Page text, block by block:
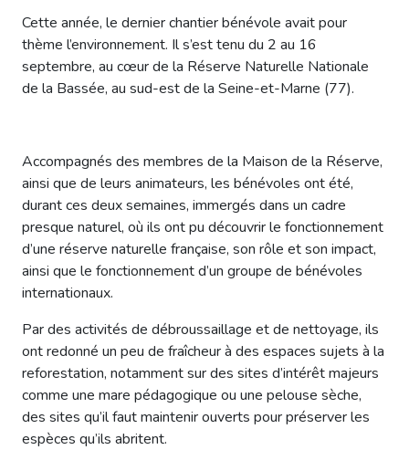
Cette année, le dernier chantier bénévole avait pour
thème l’environnement. Il s’est tenu du 2 au 16
septembre, au cœur de la Réserve Naturelle Nationale
de la Bassée, au sud-est de la Seine-et-Marne (77).
Accompagnés des membres de la Maison de la Réserve,
ainsi que de leurs animateurs, les bénévoles ont été,
durant ces deux semaines, immergés dans un cadre
presque naturel, où ils ont pu découvrir le fonctionnement
d’une réserve naturelle française, son rôle et son impact,
ainsi que le fonctionnement d’un groupe de bénévoles
internationaux.
Par des activités de débroussaillage et de nettoyage, ils
ont redonné un peu de fraîcheur à des espaces sujets à la
reforestation, notamment sur des sites d’intérêt majeurs
comme une mare pédagogique ou une pelouse sèche,
des sites qu’il faut maintenir ouverts pour préserver les
espèces qu’ils abritent.